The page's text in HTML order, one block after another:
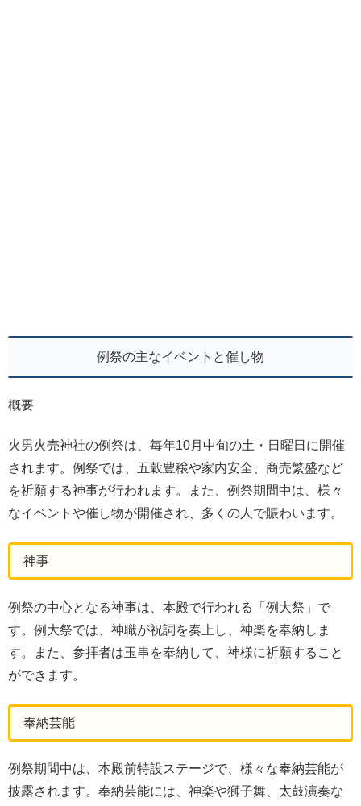
例祭の主なイベントと催し物
概要
火男火売神社の例祭は、毎年10月中旬の土・日曜日に開催
されます。例祭では、五穀豊穣や家内安全、商売繁盛など
を祈願する神事が行われます。また、例祭期間中は、様々
なイベントや催し物が開催され、多くの人で賑わいます。
神事
例祭の中心となる神事は、本殿で行われる「例大祭」で
す。例大祭では、神職が祝詞を奏上し、神楽を奉納しま
す。また、参拝者は玉串を奉納して、神様に祈願すること
ができます。
奉納芸能
例祭期間中は、本殿前特設ステージで、様々な奉納芸能が
披露されます。奉納芸能には、神楽や獅子舞、太鼓演奏な